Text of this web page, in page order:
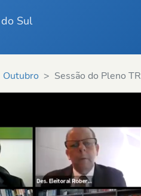
Sul
Outubro Sessão do Pleno